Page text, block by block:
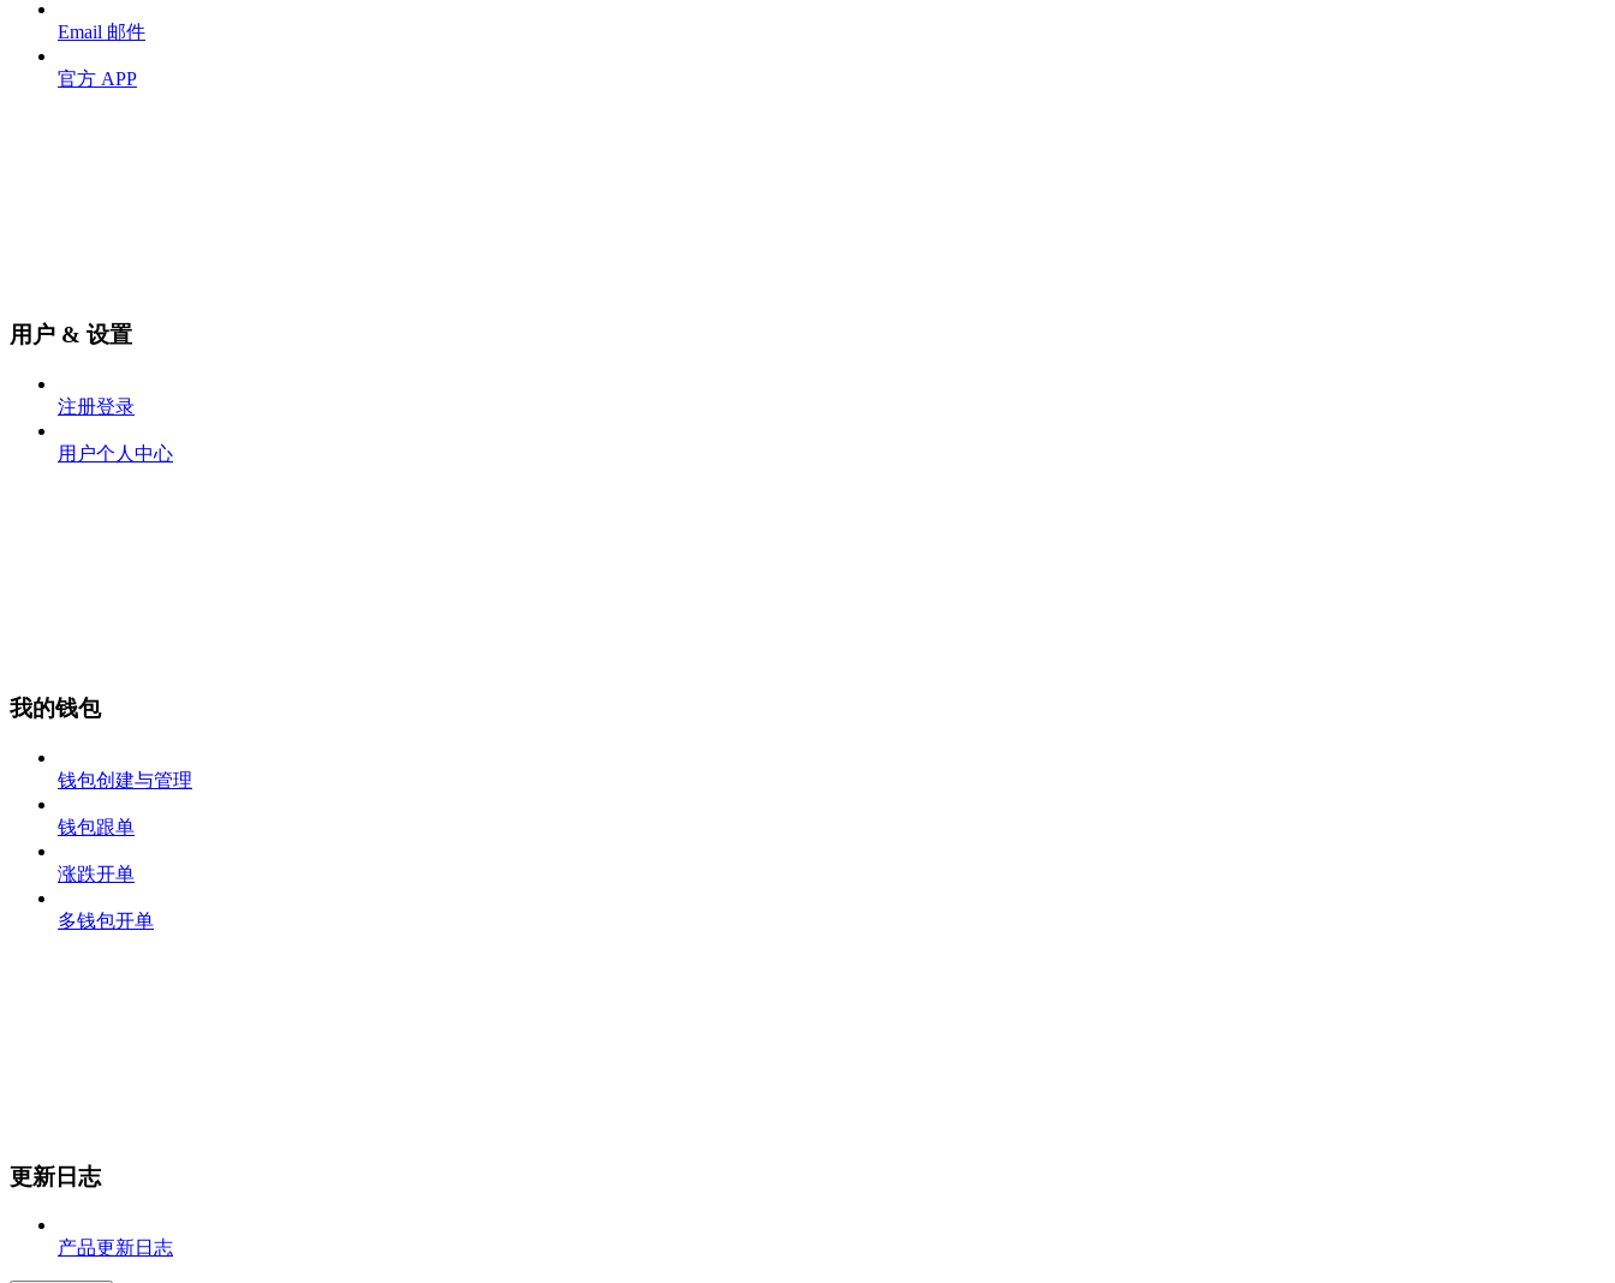
Email 邮件
官方 APP
用户 & 设置
注册登录
用户个人中心
我的钱包
钱包创建与管理
钱包跟单
涨跌开单
多钱包开单
更新日志
产品更新日志